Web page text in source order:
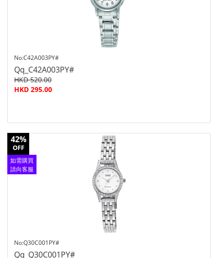
No:C42A003PY#
Qq_C42A003PY#
HKD 520.00
HKD 295.00
42%
OFF
如需購買
請向客服
No:Q30C001PY#
Qq_Q30C001PY#